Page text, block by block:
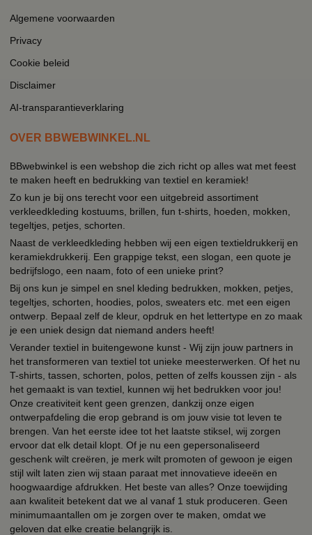
Algemene voorwaarden
Privacy
Cookie beleid
Disclaimer
AI-transparantieverklaring
OVER BBWEBWINKEL.NL
BBwebwinkel is een webshop die zich richt op alles wat met feest
te maken heeft en bedrukking van textiel en keramiek!
Zo kun je bij ons terecht voor een uitgebreid assortiment
verkleedkleding kostuums, brillen, fun t-shirts, hoeden, mokken,
tegeltjes, petjes, schorten.
Naast de verkleedkleding hebben wij een eigen textieldrukkerij en
keramiekdrukkerij. Een grappige tekst, een slogan, een quote je
bedrijfslogo, een naam, foto of een unieke print?
Bij ons kun je simpel en snel kleding bedrukken, mokken, petjes,
tegeltjes, schorten, hoodies, polos, sweaters etc. met een eigen
ontwerp. Bepaal zelf de kleur, opdruk en het lettertype en zo maak
je een uniek design dat niemand anders heeft!
Verander textiel in buitengewone kunst - Wij zijn jouw partners in
het transformeren van textiel tot unieke meesterwerken. Of het nu
T-shirts, tassen, schorten, polos, petten of zelfs koussen zijn - als
het gemaakt is van textiel, kunnen wij het bedrukken voor jou!
Onze creativiteit kent geen grenzen, dankzij onze eigen
ontwerpafdeling die erop gebrand is om jouw visie tot leven te
brengen. Van het eerste idee tot het laatste stiksel, wij zorgen
ervoor dat elk detail klopt. Of je nu een gepersonaliseerd
geschenk wilt creëren, je merk wilt promoten of gewoon je eigen
stijl wilt laten zien wij staan paraat met innovatieve ideeën en
hoogwaardige afdrukken. Het beste van alles? Onze toewijding
aan kwaliteit betekent dat we al vanaf 1 stuk produceren. Geen
minimumaantallen om je zorgen over te maken, omdat we
geloven dat elke creatie belangrijk is.